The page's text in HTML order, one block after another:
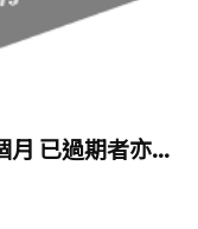
月 已過期者亦...